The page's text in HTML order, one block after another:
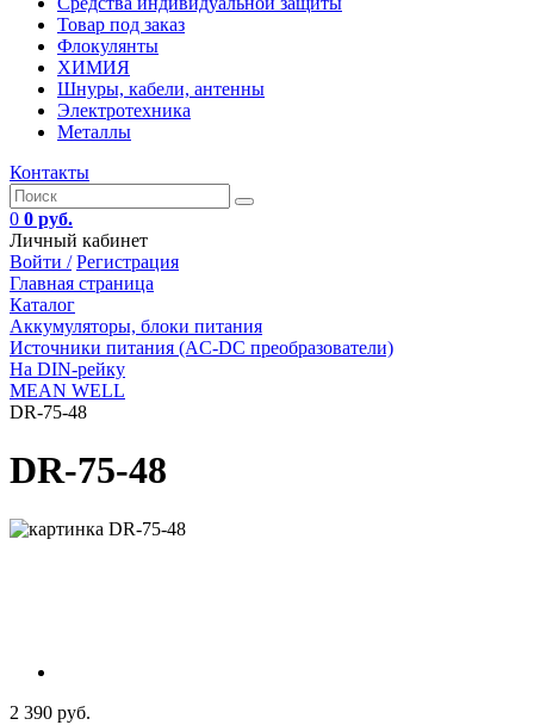
Товар под заказ
Флокулянты
ХИМИЯ
Шнуры, кабели, антенны
Электротехника
Металлы
Контакты
0 0 руб.
Личный кабинет
Войти / Регистрация
Главная страница
Каталог
Аккумуляторы, блоки питания
Источники питания (AC-DC преобразователи)
На DIN-рейку
MEAN WELL
DR-75-48
DR-75-48
2 390 руб.